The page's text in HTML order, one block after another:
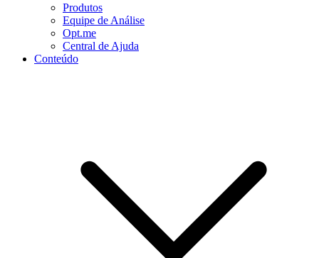
Produtos
Equipe de Análise
Opt.me
Central de Ajuda
Conteúdo